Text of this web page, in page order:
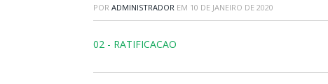
POR ADMINISTRADOR EM 10 DE JANEIRO DE 2020
02 - RATIFICACAO